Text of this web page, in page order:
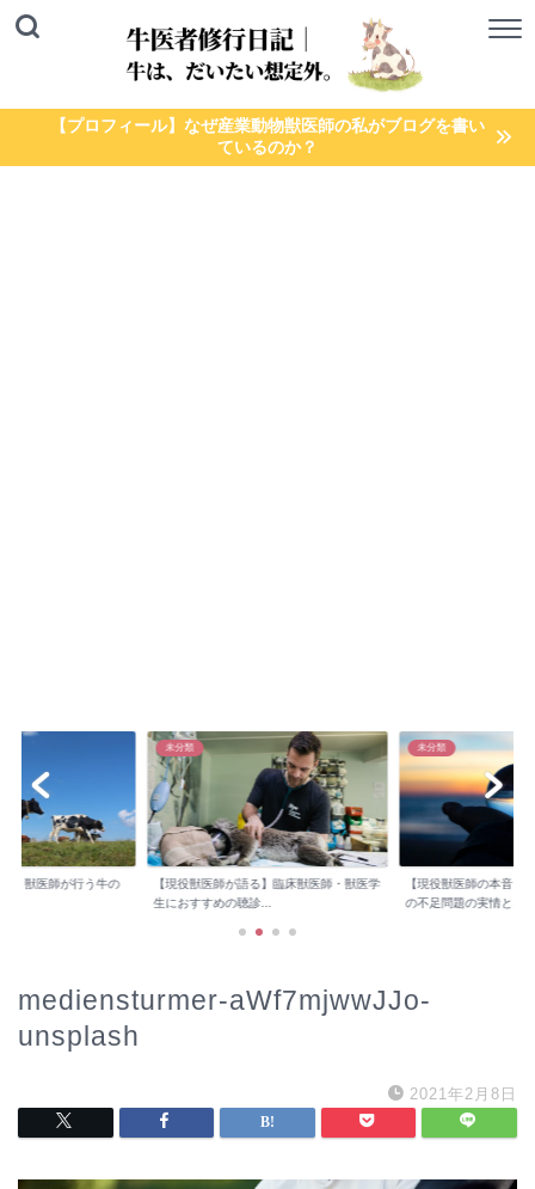
【プロフィール】なぜ産業動物獣医師の私がブログを書い
ているのか？
】獣医師が行う牛の
未分類
【現役獣医師が語る】臨床獣医師・獣医学
生におすすめの聴診...
未分類
【現役獣医師の本音】
の不足問題の実情と...
mediensturmer-aWf7mjwwJJo-
unsplash
2021年2月8日